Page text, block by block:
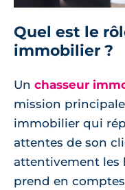
Quel est le
immobilier ?
Un chasseur
mission
immobilier qui
attentes de son
attentivement les
prend en